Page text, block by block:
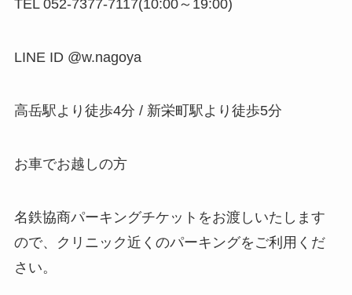
TEL 052-7377-7117(10:00～19:00)
LINE ID @w.nagoya
高岳駅より徒歩4分 / 新栄町駅より徒歩5分
お車でお越しの方
名鉄協商パーキングチケットをお渡しいたします
ので、クリニック近くのパーキングをご利用くだ
さい。